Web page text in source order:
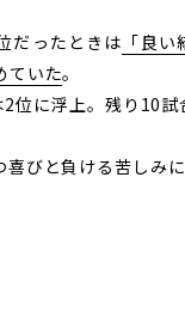
だったときは 「良
ていた。
2位に浮上。 残り10試
びと負ける苦しみ